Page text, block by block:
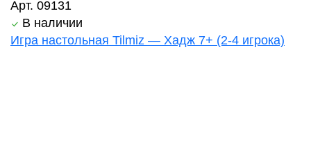
Арт. 09131
В наличии
Игра настольная Tilmiz — Хадж 7+ (2-4 игрока)